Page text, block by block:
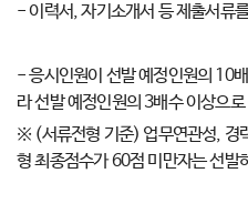
- 이력서, 자기소개서 등 제출서류
- 응시인원이 선발 예정인원의 10
라 선발 예정인원의 3배수 이상으
※ (서류전형 기준) 업무연관성, 경
형 최종점수가 60점 미만자는 선발